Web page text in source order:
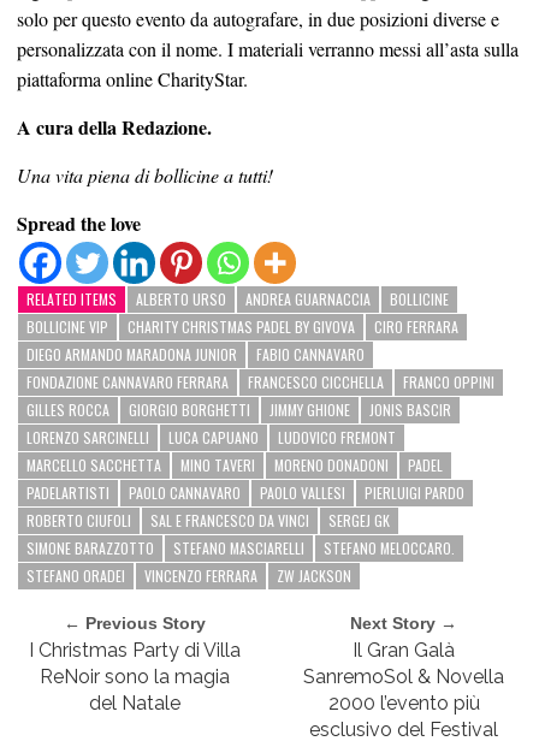
solo per questo evento da autografare, in due posizioni diverse e
personalizzata con il nome. I materiali verranno messi all’asta sulla
piattaforma online CharityStar.
A cura della Redazione.
Una vita piena di bollicine a tutti!
Spread the love
RELATED ITEMS ALBERTO URSO ANDREA GUARNACCIA
BOLLICINE
BOLLICINE VIP
CHARITY CHRISTMAS PADEL BY GIVOVA
CIRO FERRARA
DIEGO ARMANDO MARADONA JUNIOR
FABIO CANNAVARO
FONDAZIONE CANNAVARO FERRARA
FRANCESCO CICCHELLA
FRANCO OPPINI
GILLES ROCCA
GIORGIO BORGHETTI JIMMY GHIONE
JONIS BASCIR
LORENZO SARCINELLI
LUCA CAPUANO
LUDOVICO FREMONT
MARCELLO SACCHETTA
MINO TAVERI MORENO DONADONI
PADEL
PADELARTISTI
PAOLO CANNAVARO PAOLO VALLESI
PIERLUIGI PARDO
ROBERTO CIUFOLI
SAL E FRANCESCO DA VINCI
SERGEJ GK
SIMONE BARAZZOTTO
STEFANO MASCIARELLI
STEFANO MELOCCARO.
STEFANO ORADEI
VINCENZO FERRARA ZW JACKSON
← Previous Story
I Christmas Party di Villa
ReNoir sono la magia
del Natale
Next Story →
Il Gran Galà
SanremoSol & Novella
2000 l’evento più
esclusivo del Festival